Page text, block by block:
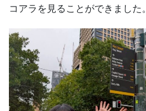
コアラを見ることができました。